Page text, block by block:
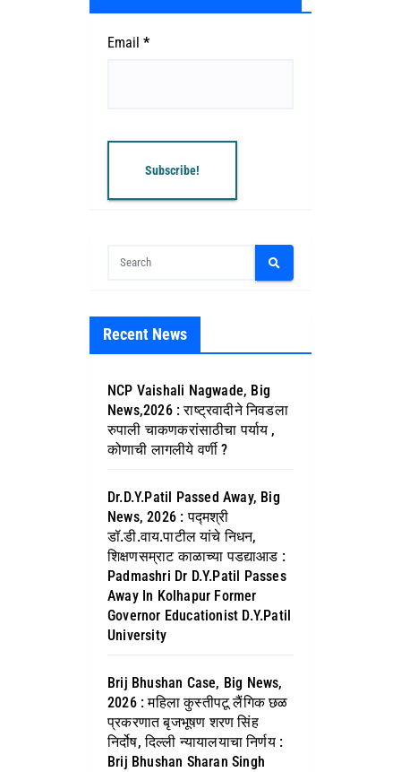
Email *
Recent News
NCP Vaishali Nagwade, Big
News,2026 : राष्ट्रवादीने निवडला
रुपाली चाकणकरांसाठीचा पर्याय ,
कोणाची लागलीये वर्णी ?
Dr.D.Y.Patil Passed Away, Big
News, 2026 : पद्मश्री
डॉ.डी.वाय.पाटील यांचे निधन,
शिक्षणसम्राट काळाच्या पडद्याआड :
Padmashri Dr D.Y.Patil Passes
Away In Kolhapur Former
Governor Educationist D.Y.Patil
University
Brij Bhushan Case, Big News,
2026 : महिला कुस्तीपटू लैंगिक छळ
प्रकरणात बृजभूषण शरण सिंह
निर्दोष, दिल्ली न्यायालयाचा निर्णय :
Brij Bhushan Sharan Singh